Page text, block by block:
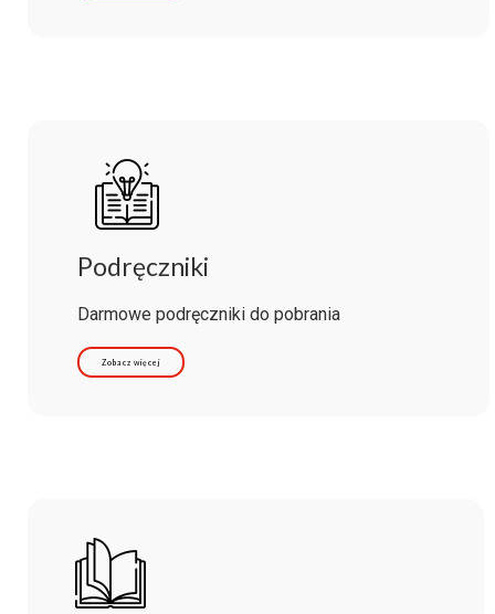
Podręczniki
Darmowe podręczniki do pobrania
Zobacz więcej